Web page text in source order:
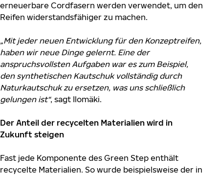
erneuerbare Cordfasern werden verwendet, um den
Reifen widerstandsfähiger zu machen.
„Mit jeder neuen Entwicklung für den Konzeptreifen,
haben wir neue Dinge gelernt. Eine der
anspruchsvollsten Aufgaben war es zum Beispiel,
den synthetischen Kautschuk vollständig durch
Naturkautschuk zu ersetzen, was uns schließlich
gelungen ist“, sagt Ilomäki.
Der Anteil der recycelten Materialien wird in
Zukunft steigen
Fast jede Komponente des Green Step enthält
recycelte Materialien. So wurde beispielsweise der in